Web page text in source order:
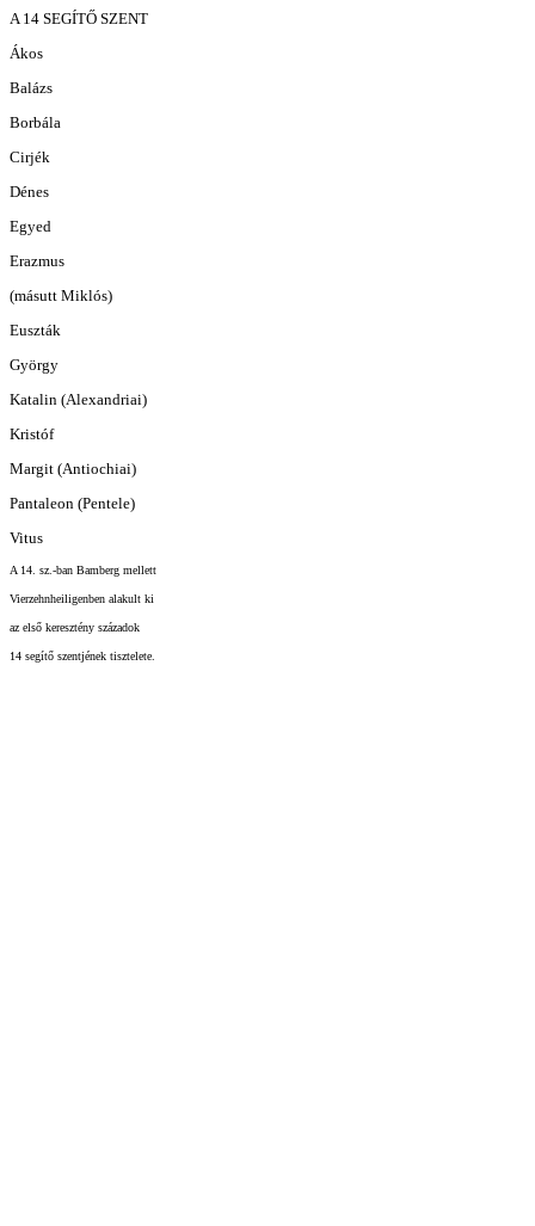
A 14 SEGÍTŐ SZENT
Ákos
Balázs
Borbála
Cirjék
Dénes
Egyed
Erazmus
(másutt Miklós)
Euszták
György
Katalin (Alexandriai)
Kristóf
Margit (Antiochiai)
Pantaleon (Pentele)
Vitus
A 14. sz.-ban Bamberg mellett
Vierzehnheiligenben alakult ki
az első keresztény századok
14 segítő szentjének tisztelete.